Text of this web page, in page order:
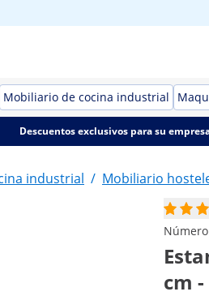
Mobiliario de cocina industrial
Descuentos exclusivos para su
industrial / Mobiliario
cm